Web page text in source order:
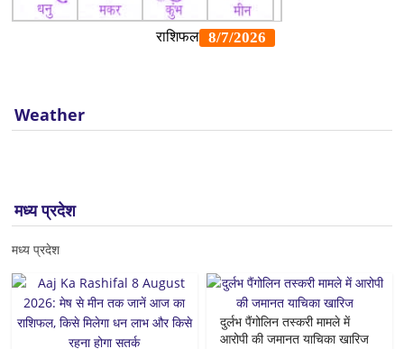
Weather
मध्य प्रदेश
मध्य प्रदेश
दुर्लभ पैंगोलिन तस्करी मामले में
आरोपी की जमानत याचिका खारिज